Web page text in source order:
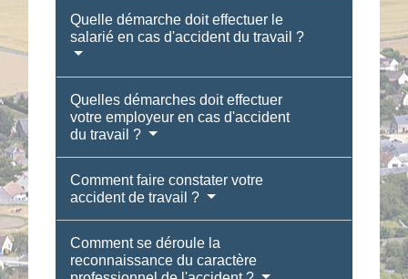
Quelle démarche doit effectuer le
salarié en cas d'accident du travail ?
Quelles démarches doit effectuer
votre employeur en cas d'accident
du travail ?
Comment faire constater votre
accident de travail ?
Comment se déroule la
reconnaissance du caractère